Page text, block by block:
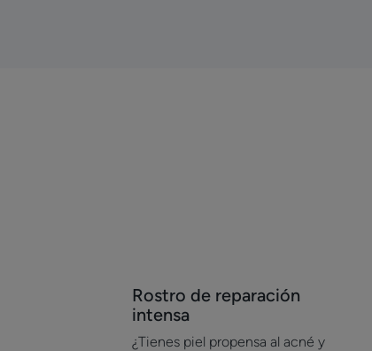
Rostro
de
Rostro de reparación
intensa
¿Tienes piel propensa al acné y